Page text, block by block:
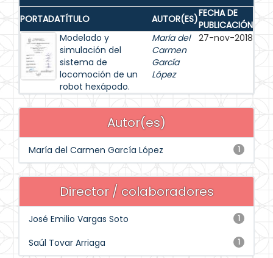
PORTADATÍTULO AUTOR(ES)FECHA DE
PUBLICACIÓN
Modelado y
simulación del
sistema de
locomoción de un
robot hexápodo.
María del
Carmen
García
López
27-nov-2018
Autor(es)
1
María del Carmen García López
Director / colaboradores
1
José Emilio Vargas Soto
1
Saúl Tovar Arriaga